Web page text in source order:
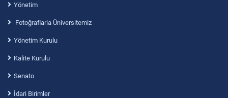
Yönetim
Fotoğraflarla Üniversitemiz
Yönetim Kurulu
Kalite Kurulu
Senato
İdari Birimler